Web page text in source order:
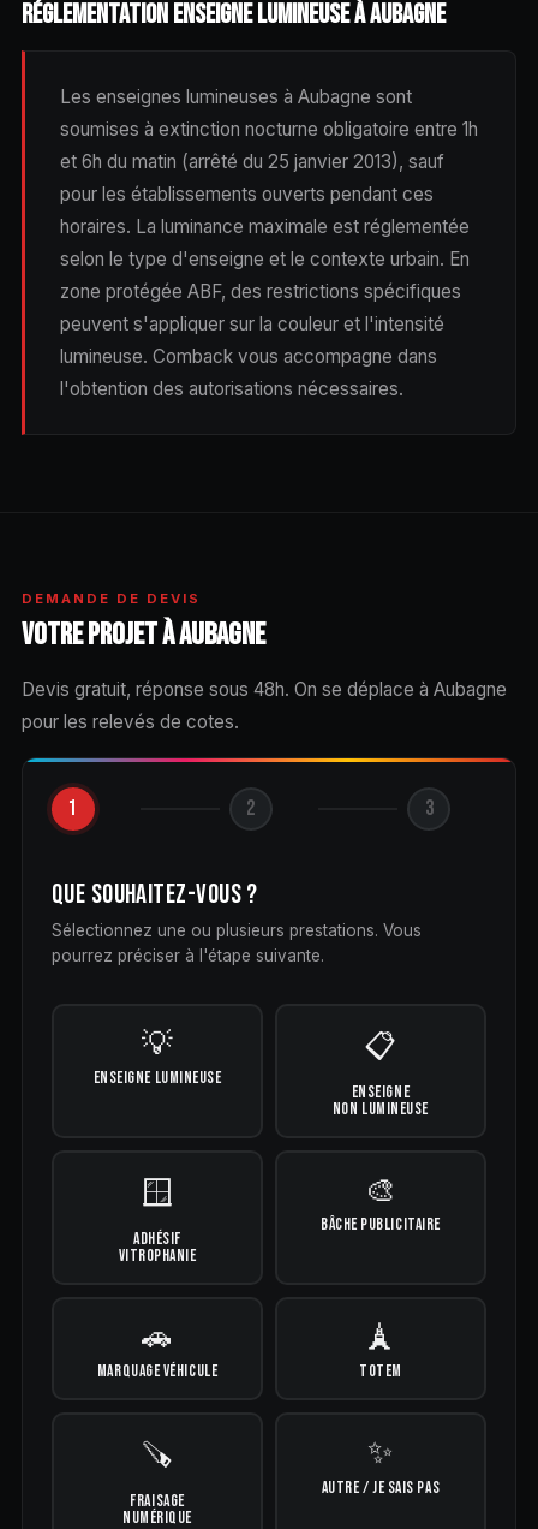
RÉGLEMENTATION ENSEIGNE LUMINEUSE À AUBAGNE
Les enseignes lumineuses à Aubagne sont
soumises à extinction nocturne obligatoire entre 1h
et 6h du matin (arrêté du 25 janvier 2013), sauf
pour les établissements ouverts pendant ces
horaires. La luminance maximale est réglementée
selon le type d'enseigne et le contexte urbain. En
zone protégée ABF, des restrictions spécifiques
peuvent s'appliquer sur la couleur et l'intensité
lumineuse. Comback vous accompagne dans
l'obtention des autorisations nécessaires.
DEMANDE DE DEVIS
VOTRE PROJET À AUBAGNE
Devis gratuit, réponse sous 48h. On se déplace à Aubagne
pour les relevés de cotes.
1 2 3
QUE SOUHAITEZ-VOUS ?
Sélectionnez une ou plusieurs prestations. Vous
pourrez préciser à l'étape suivante.
💡
ENSEIGNE LUMINEUSE
📋
ENSEIGNE
NON LUMINEUSE
🪟
ADHÉSIF
VITROPHANIE
🎨
BÂCHE PUBLICITAIRE
🚗
MARQUAGE VÉHICULE
🗼
TOTEM
🪚
FRAISAGE
NUMÉRIQUE
✨
AUTRE / JE SAIS PAS